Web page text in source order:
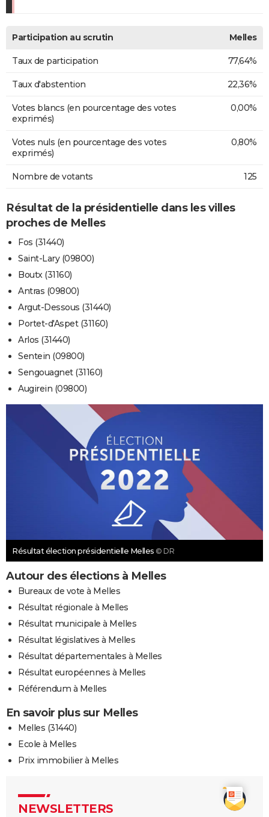
Participation au scrutin Melles
Taux de participation 77,64%
Taux d'abstention 22,36%
Votes blancs (en pourcentage des votes
exprimés)
0,00%
Votes nuls (en pourcentage des votes
exprimés)
0,80%
Nombre de votants 125
Résultat de la présidentielle dans les villes
proches de Melles
Fos (31440)
Saint-Lary (09800)
Boutx (31160)
Antras (09800)
Argut-Dessous (31440)
Portet-d'Aspet (31160)
Arlos (31440)
Sentein (09800)
Sengouagnet (31160)
Augirein (09800)
Résultat élection présidentielle Melles © DR
Autour des élections à Melles
Bureaux de vote à Melles
Résultat régionale à Melles
Résultat municipale à Melles
Résultat législatives à Melles
Résultat départementales à Melles
Résultat européennes à Melles
Référendum à Melles
En savoir plus sur Melles
Melles (31440)
Ecole à Melles
Prix immobilier à Melles
NEWSLETTERS